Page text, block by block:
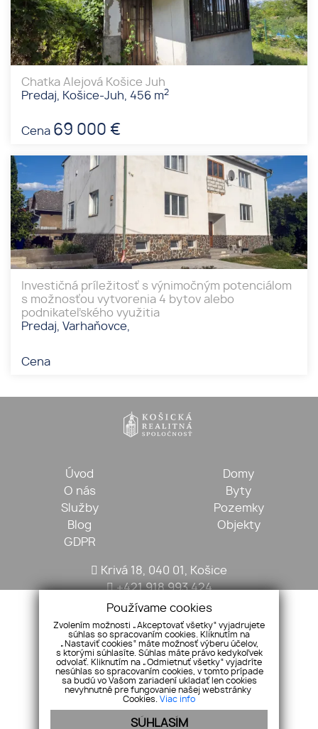
Chatka Alejová Košice Juh
Predaj, Košice-Juh, 456 m2
Cena 69 000 €
Investičná príležitosť s výnimočným potenciálom
s možnosťou vytvorenia 4 bytov alebo
podnikateľského využitia
Predaj, Varhaňovce,
Cena
Úvod
O nás
Služby
Blog
GDPR
Domy
Byty
Pozemky
Objekty
Krivá 18, 040 01, Košice
+421 918 993 424
kosickarealitna@gmail.com
Používame cookies
Zvolením možnosti „Akceptovať všetky“ vyjadrujete
súhlas so spracovaním cookies. Kliknutím na
„Nastaviť cookies“ máte možnosť výberu účelov,
s ktorými súhlasíte. Súhlas máte právo kedykoľvek
odvolať. Kliknutím na „Odmietnuť všetky“ vyjadríte
nesúhlas so spracovaním cookies, v tomto prípade
sa budú vo Vašom zariadení ukladať len cookies
nevyhnutné pre fungovanie našej webstránky
Cookies. Viac info
SÚHLASÍM